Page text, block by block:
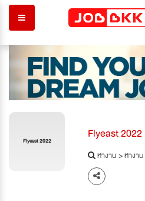
Flyeast 2022 Flyeast 2022
หางาน>หางาน